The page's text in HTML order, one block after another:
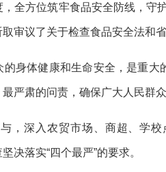
全方位筑牢食品安全防线，守
审议了关于检查食品安全法和
身体健康和生命安全，是重
严肃的问责，确保广大人民群
，深入农贸市场、商超、学
落实“四个最严”的要求。